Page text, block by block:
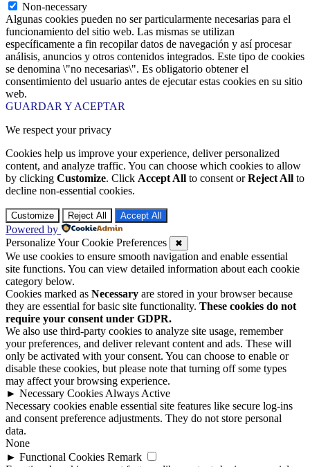
Non-necessary
Algunas cookies pueden no ser particularmente necesarias para el
funcionamiento del sitio web. Las mismas se utilizan
específicamente a fin recopilar datos de navegación y así procesar
análisis, anuncios y otros contenidos integrados. Este tipo de cookies
se denomina \"no necesarias\". Es obligatorio obtener el
consentimiento del usuario antes de ejecutar estas cookies en su sitio
web.
GUARDAR Y ACEPTAR
We respect your privacy
Cookies help us improve your experience, deliver personalized
content, and analyze traffic. You can choose which cookies to allow
by clicking Customize. Click Accept All to consent orReject All to
decline non-essential cookies.
Customize Reject All Accept All
Powered by
Personalize Your Cookie Preferences
✖
We use cookies to ensure smooth navigation and enable essential
site functions. You can view detailed information about each cookie
category below.
Cookies marked as Necessary are stored in your browser because
they are essential for basic site functionality. These cookies do not
require your consent under GDPR.
We also use third-party cookies to analyze site usage, remember
your preferences, and deliver relevant content and ads. These will
only be activated with your consent. You can choose to enable or
disable these cookies, but please note that turning off some types
may affect your browsing experience.
► Necessary Cookies Always Active
Necessary cookies enable essential site features like secure log-ins
and consent preference adjustments. They do not store personal
data.
None
► Functional Cookies Remark